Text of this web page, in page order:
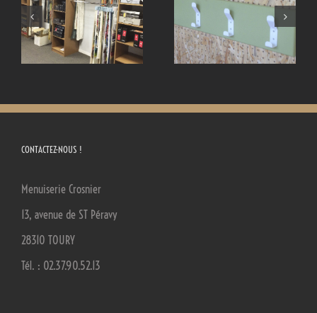
Mobilier
professionnel
Petite enfance
CONTACTEZ-NOUS !
Menuiserie Crosnier
13, avenue de ST Péravy
28310 TOURY
Tél. : 02.37.90.52.13